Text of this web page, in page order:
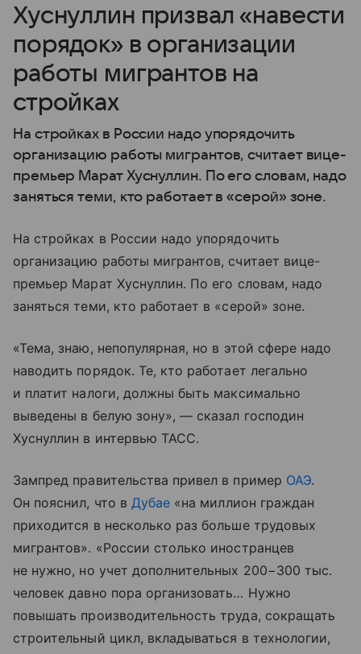
Хуснуллин призвал «навести
порядок» в организации
работы мигрантов на
стройках
На стройках в России надо упорядочить
организацию работы мигрантов, считает вице-
премьер Марат Хуснуллин. По его словам, надо
заняться теми, кто работает в «серой» зоне.
На стройках в России надо упорядочить
организацию работы мигрантов, считает вице-
премьер Марат Хуснуллин. По его словам, надо
заняться теми, кто работает в «серой» зоне.
«Тема, знаю, непопулярная, но в этой сфере надо
наводить порядок. Те, кто работает легально
и платит налоги, должны быть максимально
выведены в белую зону», — сказал господин
Хуснуллин в интервью ТАСС.
Зампред правительства привел в пример ОАЭ.
Он пояснил, что в Дубае «на миллион граждан
приходится в несколько раз больше трудовых
мигрантов». «России столько иностранцев
не нужно, но учет дополнительных 200−300 тыс.
человек давно пора организовать… Нужно
повышать производительность труда, сокращать
строительный цикл, вкладываться в технологии,